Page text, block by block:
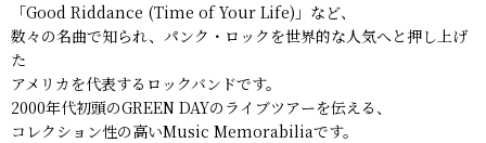
「Good Riddance (Time of Your Life)」など、
数々の名曲で知られ、パンク・ロックを世界的な人気へと押し上げ
た
アメリカを代表するロックバンドです。
2000年代初頭のGREEN DAYのライブツアーを伝える、
コレクション性の高いMusic Memorabiliaです。